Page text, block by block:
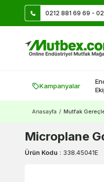
0212 881 69 69 -
Kampanyalar
Anasayfa / Mutfak
Microplane
Ürün Kodu : 338.45041E